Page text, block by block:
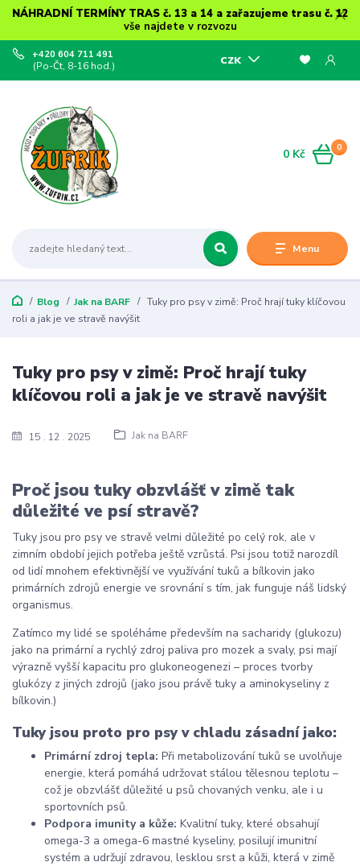
NÁHRADNÍ TERMÍNY TRAS č. 13 a 14 a zařazujeme trasu č. 12
vše najdete v rozvozu
Menu
CZK
+420 604 711 491
(Po-Čt, 8-16 hod.)
0
0 Kč
Blog Jak na BARF
Tuky pro psy v zimě: Proč hrají tuky klíčovou
roli a jak je ve stravě navýšit
15 12 2025 Jak na BARF
Tuky pro psy v zimě: Proč hrají tuky
klíčovou roli a jak je ve stravě navýšit
Proč jsou tuky obzvlášť v zimě tak
důležité ve psí stravě?
Tuky jsou pro psy ve stravě velmi důležité po celý rok, ale v
zimním období jejich potřeba ještě vzrůstá. Psi jsou totiž narozdíl
od lidí mnohem efektivnější ve využívání tuků a bílkovin jako
primárních zdrojů energie ve srovnání s tím, jak funguje náš lidský
organismus.
Zatímco my lidé se spoléháme především na sacharidy (glukozu)
jako na primární a rychlý zdroj paliva pro mozek a svaly, psi mají
výrazně vyšší kapacitu pro glukoneogenezi – proces tvorby
glukózy z jiných zdrojů (jako jsou právě tuky a aminokyseliny z
bílkovin.)
Tuky jsou proto pro psy v chladu zásadní jako:
Primární zdroj tepla: Při metabolizování tuků se uvolňuje
energie, která pomáhá udržovat stálou tělesnou teplotu –
což je obzvlášť důležité u psů chovaných venku, ale i u
sportovních psů.
Podpora imunity a kůže: Kvalitní tuky, které obsahují
omega-3 a omega-6 mastné kyseliny, posilují imunitní
systém a udržují zdravou, lesklou srst a kůži, která v zimě